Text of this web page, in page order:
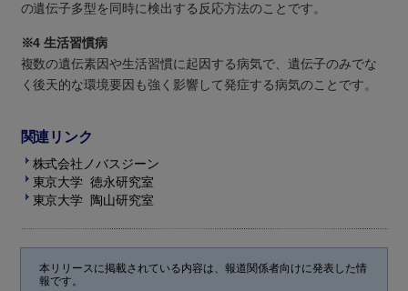
の遺伝子多型を同時に検出する反応方法のことです。
※4 生活習慣病
複数の遺伝素因や生活習慣に起因する病気で、遺伝子のみでな
く後天的な環境要因も強く影響して発症する病気のことです。
関連リンク
株式会社ノバスジーン
東京大学 徳永研究室
東京大学 陶山研究室
本リリースに掲載されている内容は、報道関係者向けに発表した情
報です。